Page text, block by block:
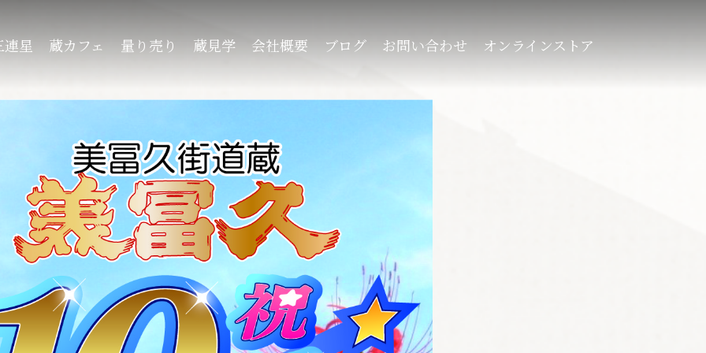
連星 蔵カフェ 量り売り 蔵見学 会社概要 ブログ お問い合わせ オンラインストア